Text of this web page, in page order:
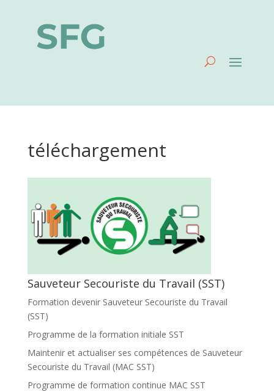
téléchargement
Sauveteur Secouriste du Travail (SST)
Formation devenir Sauveteur Secouriste du Travail
(SST)
Programme de la formation initiale SST
Maintenir et actualiser ses compétences de Sauveteur
Secouriste du Travail (MAC SST)
Programme de formation continue MAC SST